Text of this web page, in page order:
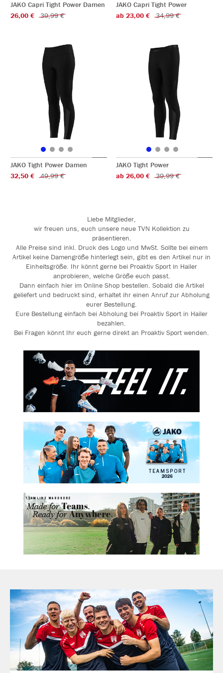
JAKO Capri Tight Power Damen
26,00 €
39,99 €
JAKO Capri Tight Power
ab 23,00 €
34,99 €
JAKO Tight Power Damen
32,50 €
49,99 €
JAKO Tight Power
ab 26,00 €
39,99 €
Liebe Mitglieder,
wir freuen uns, euch unsere neue TVN Kollektion zu
präsentieren.
Alle Preise sind inkl. Druck des Logo und MwSt. Sollte bei einem
Artikel keine Damengröße hinterlegt sein, gibt es den Artikel nur in
Einheitsgröße. Ihr könnt gerne bei Proaktiv Sport in Hailer
anprobieren, welche Größe euch passt.
Dann einfach hier im Online Shop bestellen. Sobald die Artikel
geliefert und bedruckt sind, erhaltet ihr einen Anruf zur Abholung
eurer Bestellung.
Eure Bestellung einfach bei Abholung bei Proaktiv Sport in Hailer
bezahlen.
Bei Fragen könnt Ihr euch gerne direkt an Proaktiv Sport wenden.